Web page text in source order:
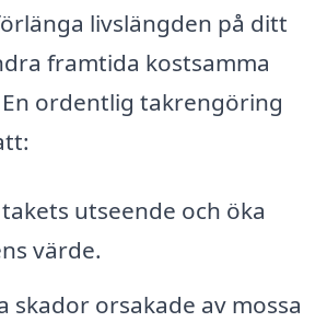
livslängden på ditt
framtida kostsamma
ordentlig takrengöring
utseende och öka
värde.
skador orsakade av mossa